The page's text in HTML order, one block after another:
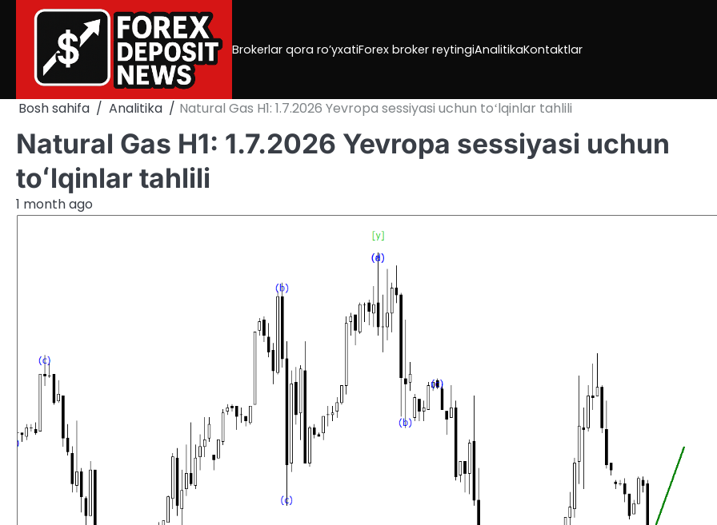
Brokerlar qora ro’yxatiForex broker reytingiAnalitikaKontaktlar
Bosh sahifa Analitika Natural Gas H1: 1.7.2026 Yevropa sessiyasi uchun toʻlqinlar tahlili
Natural Gas H1: 1.7.2026 Yevropa sessiyasi uchun
toʻlqinlar tahlili
1 month ago